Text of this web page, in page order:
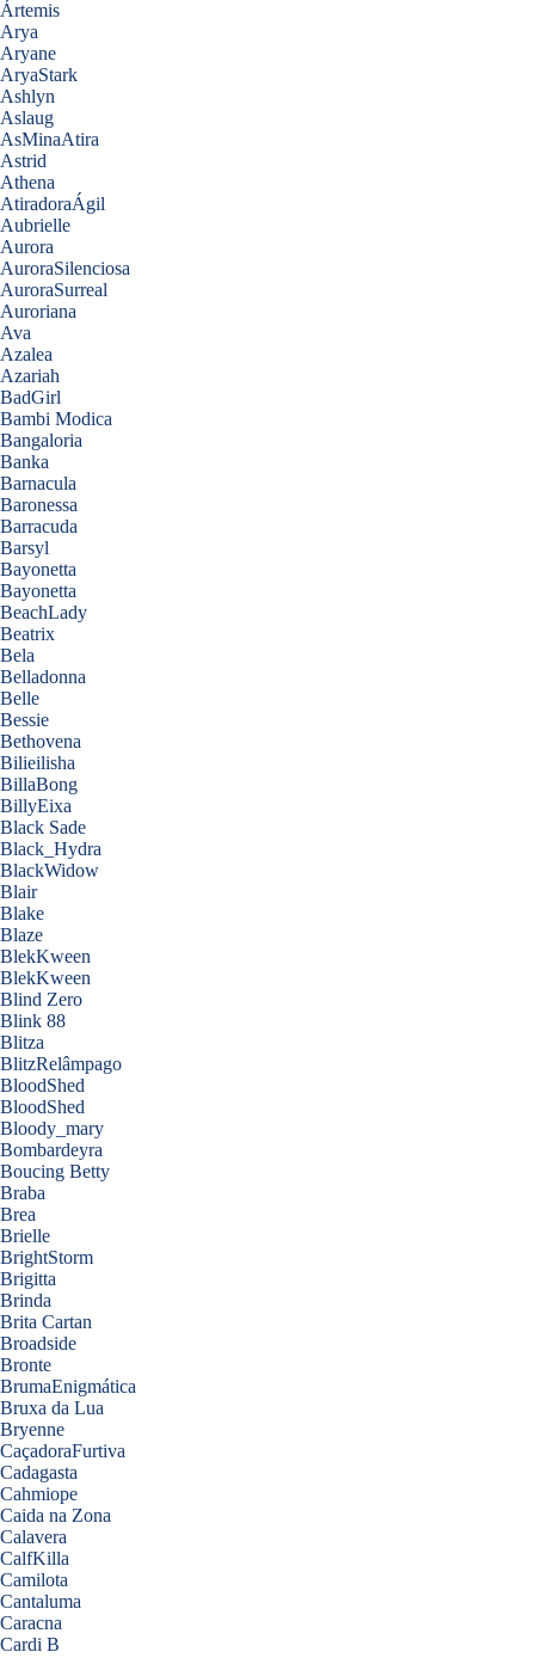
Ártemis
Arya
Aryane
AryaStark
Ashlyn
Aslaug
AsMinaAtira
Astrid
Athena
AtiradoraÁgil
Aubrielle
Aurora
AuroraSilenciosa
AuroraSurreal
Auroriana
Ava
Azalea
Azariah
BadGirl
Bambi Modica
Bangaloria
Banka
Barnacula
Baronessa
Barracuda
Barsyl
Bayonetta
Bayonetta
BeachLady
Beatrix
Bela
Belladonna
Belle
Bessie
Bethovena
Bilieilisha
BillaBong
BillyEixa
Black Sade
Black_Hydra
BlackWidow
Blair
Blake
Blaze
BlekKween
BlekKween
Blind Zero
Blink 88
Blitza
BlitzRelâmpago
BloodShed
BloodShed
Bloody_mary
Bombardeyra
Boucing Betty
Braba
Brea
Brielle
BrightStorm
Brigitta
Brinda
Brita Cartan
Broadside
Bronte
BrumaEnigmática
Bruxa da Lua
Bryenne
CaçadoraFurtiva
Cadagasta
Cahmiope
Caida na Zona
Calavera
CalfKilla
Camilota
Cantaluma
Caracna
Cardi B